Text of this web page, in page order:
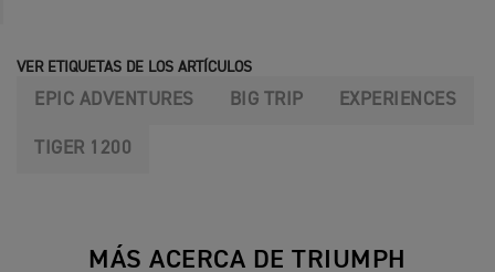
VER ETIQUETAS DE LOS ARTÍCULOS
EPIC ADVENTURES BIG TRIP EXPERIENCES
TIGER 1200
MÁS ACERCA DE TRIUMPH